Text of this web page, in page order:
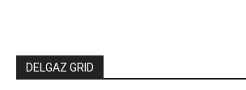
DELGAZ GRID